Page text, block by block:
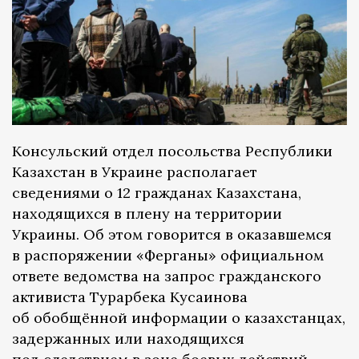
Консульский отдел посольства Республики
Казахстан в Украине располагает
сведениями о 12 гражданах Казахстана,
находящихся в плену на территории
Украины. Об этом говорится в оказавшемся
в распоряжении «Ферганы» официальном
ответе ведомства на запрос гражданского
активиста Турарбека Кусаинова
об обобщённой информации о казахстанцах,
задержанных или находящихся